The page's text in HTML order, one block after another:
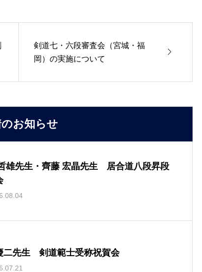
剣道七・六段審査会（宮城・福
岡）の実施について

お知らせ
雄先生・齊藤 宏晶先生 居合道八段昇段
二先生 剣道範士受称祝賀会